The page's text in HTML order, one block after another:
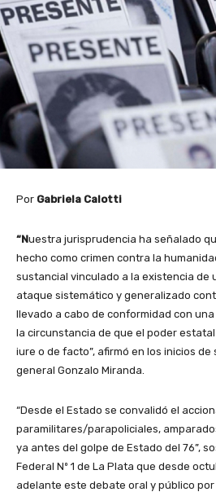
Por Gabriela Calotti
“Nuestra jurisprudencia ha señalado
hecho como crimen contra la
sustancial vinculado a la existencia de
ataque sistemático y generalizado
llevado a cabo de conformidad con
la circunstancia de que el poder
iure o de facto”, afirmó en los inicios de
general Gonzalo Miranda.
“Desde el Estado se convalidó el
paramilitares/parapoliciales,
ya antes del golpe de Estado del 76”,
Federal Nº 1 de La Plata que desde
adelante este debate oral y público